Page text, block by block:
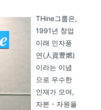
THine그룹은,
1991년 창업
이래 인자풍
연(人資豊燃)
이라는 이념
으로 우수한
인재가 모여,
자본・자원을